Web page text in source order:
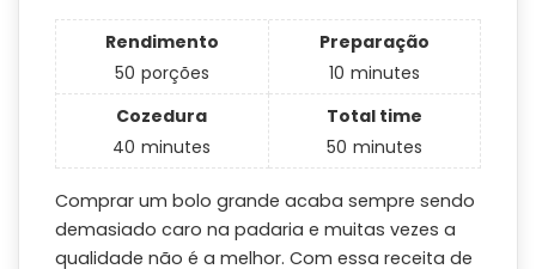
Rendimento
50 porções
Preparação
10 minutes
Cozedura
40 minutes
Total time
50 minutes
Comprar um bolo grande acaba sempre sendo
demasiado caro na padaria e muitas vezes a
qualidade não é a melhor. Com essa receita de